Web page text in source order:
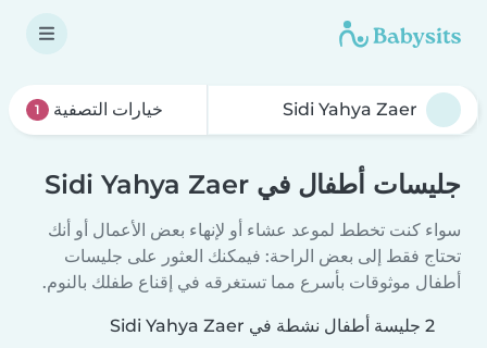
خيارات التصفية 1
جليسات أطفال في Sidi Yahya Zaer
سواء كنت تخطط لموعد عشاء أو لإنهاء بعض الأعمال أو أنك
تحتاج فقط إلى بعض الراحة: فيمكنك العثور على جليسات
أطفال موثوقات بأسرع مما تستغرقه في إقناع طفلك بالنوم.
2 جليسة أطفال نشطة في Sidi Yahya Zaer